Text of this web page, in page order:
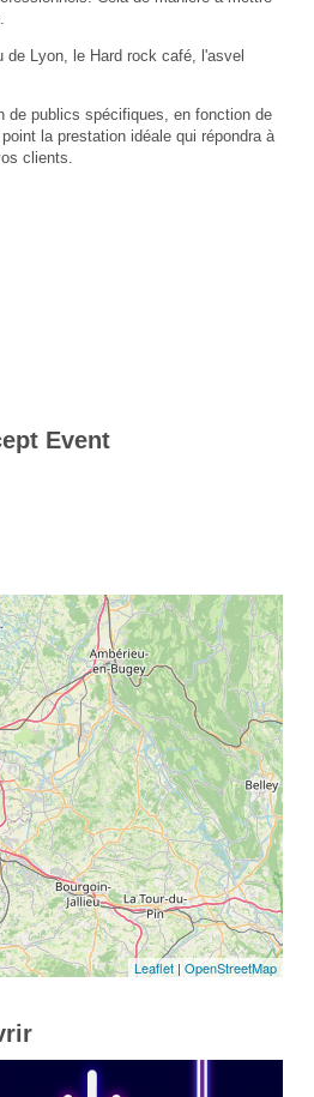
Lyon, le Hard rock café, l'asvel
de publics spécifiques, en fonction de
la prestation idéale qui répondra à
clients.
Event
Leaflet| OpenStreetMap